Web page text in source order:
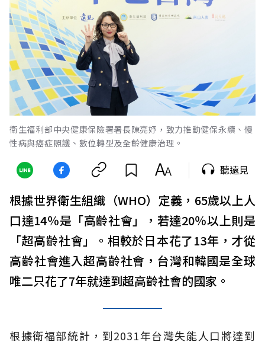
衛生福利部中央健康保險署署長陳亮妤，致力推動健保永續、慢
性病與癌症照護、數位轉型及全齡健康治理。
聽遠見
根據世界衛生組織（WHO）定義，65歲以上人
口達14％是「高齡社會」，若達20％以上則是
「超高齡社會」。相較於日本花了13年，才從
高齡社會進入超高齡社會，台灣和韓國是全球
唯二只花了7年就達到超高齡社會的國家。
根據衛福部統計，到2031年台灣失能人口將達到